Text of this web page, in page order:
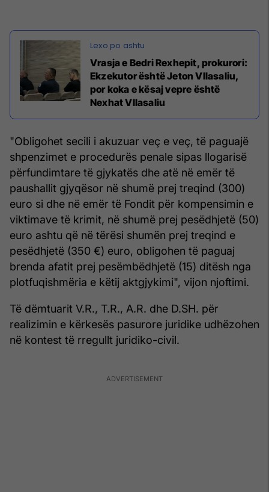
Vrasja e Bedri Rexhepit, prokurori:
Ekzekutor është Jeton Vllasaliu,
por koka e kësaj vepre është
Nexhat Vllasaliu
"Obligohet secili i akuzuar veç e veç, të paguajë
shpenzimet e procedurës penale sipas llogarisë
përfundimtare të gjykatës dhe atë në emër të
paushallit gjyqësor në shumë prej treqind (300)
euro si dhe në emër të Fondit për kompensimin e
viktimave të krimit, në shumë prej pesëdhjetë (50)
euro ashtu që në tërësi shumën prej treqind e
pesëdhjetë (350 €) euro, obligohen të paguaj
brenda afatit prej pesëmbëdhjetë (15) ditësh nga
plotfuqishmëria e këtij aktgjykimi", vijon njoftimi.
Të dëmtuarit V.R., T.R., A.R. dhe D.SH. për
realizimin e kërkesës pasurore juridike udhëzohen
në kontest të rregullt juridiko-civil.